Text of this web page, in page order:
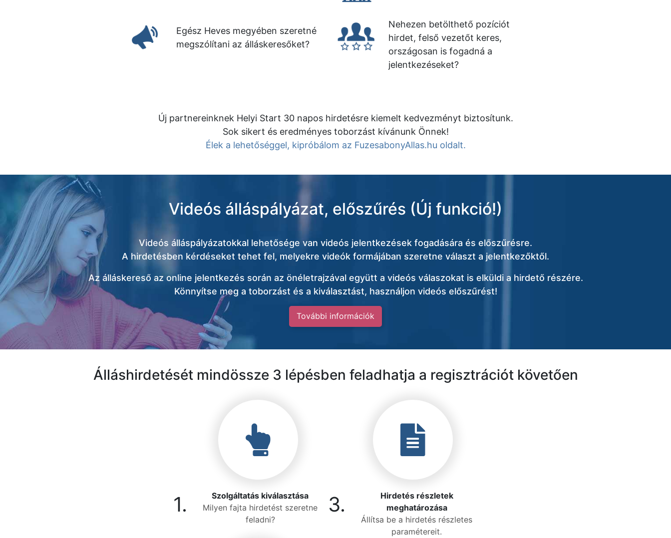
Egész Heves megyében szeretné
megszólítani az álláskeresőket?
Nehezen betölthető pozíciót
hirdet, felső vezetőt keres,
országosan is fogadná a
jelentkezéseket?
Új partnereinknek Helyi Start 30 napos hirdetésre kiemelt kedvezményt biztosítunk.
Sok sikert és eredményes toborzást kívánunk Önnek!
Élek a lehetőséggel, kipróbálom az FuzesabonyAllas.hu oldalt.
Videós álláspályázat, előszűrés (Új funkció!)
Videós álláspályázatokkal lehetősége van videós jelentkezések fogadására és előszűrésre.
A hirdetésben kérdéseket tehet fel, melyekre videók formájában szeretne választ a jelentkezőktől.
Az álláskereső az online jelentkezés során az önéletrajzával együtt a videós válaszokat is elküldi a hirdető részére.
Könnyítse meg a toborzást és a kiválasztást, használjon videós előszűrést!
További információk
Álláshirdetését mindössze 3 lépésben feladhatja a regisztrációt követően
1.
Szolgáltatás kiválasztása
Milyen fajta hirdetést szeretne
feladni?
3.
Hirdetés részletek
meghatározása
Állítsa be a hirdetés részletes
paramétereit.